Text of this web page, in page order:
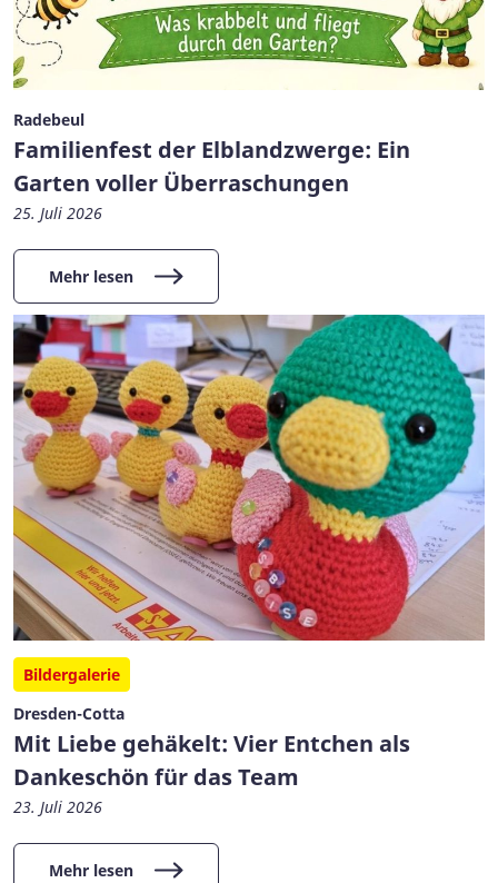
Radebeul
Familienfest der Elblandzwerge: Ein
Garten voller Überraschungen
25. Juli 2026
Mehr lesen
Bildergalerie
Dresden-Cotta
Mit Liebe gehäkelt: Vier Entchen als
Dankeschön für das Team
23. Juli 2026
Mehr lesen